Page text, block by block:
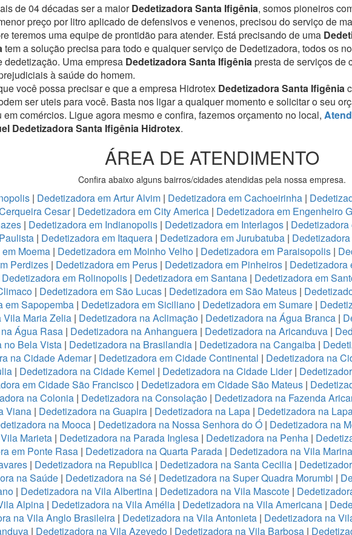
de 04 décadas ser a maiorDedetizadora Santa Ifigênia, somos pioneiros
preço por litro aplicado de defensivos e venenos, precisou do serviço de
teremos uma equipe de prontidão para atender. Está precisando de uma
tem a solução precisa para todo e qualquer serviço de Dedetizadora, todos os
dedetização. Uma empresa Dedetizadora Santa Ifigêniapresta de serviços de
à saúde do homem.
você possa precisar e que a empresa Hidrotex Dedetizadora Santa Ifigênia
ser uteis para você. Basta nos ligar a qualquer momento e solicitar o seu
comércios. Ligue agora mesmo e confira, fazemos orçamento no local,
Dedetizadora Santa Ifigênia Hidrotex.
ÁREA DE ATENDIMENTO
Confira abaixo alguns bairros/cidades atendidas pela nossa empresa.
| Dedetizadora em Artur Alvim | Dedetizadora em Cachoeirinha |
Cesar| Dedetizadora em City America | Dedetizadora em Engenheiro
| Dedetizadora em Indianopolis | Dedetizadora em Interlagos |
| Dedetizadora em Itaquera | Dedetizadora em Jurubatuba |
Moema | Dedetizadora em Moinho Velho | Dedetizadora em Paraisopolis |
Perdizes | Dedetizadora em Perus | Dedetizadora em Pinheiros | Dedetizadora
Dedetizadora em Rolinopolis| Dedetizadora em Santana| Dedetizadora em
| Dedetizadora em São Lucas| Dedetizadora em São Mateus |
em Sapopemba | Dedetizadora em Siciliano | Dedetizadora em Sumare |
Vila Maria Zelia| Dedetizadora na Aclimação| Dedetizadora na Água Branca|
Água Rasa | Dedetizadora na Anhanguera | Dedetizadora na Aricanduva |
no Bela Vista| Dedetizadora na Brasilandia| Dedetizadora na Cangaiba|
na Cidade Ademar| Dedetizadora em Cidade Continental | Dedetizadora na
| Dedetizadora na Cidade Kemel | Dedetizadora na Cidade Lider|
em Cidade São Francisco | Dedetizadora em Cidade São Mateus|
na Colonia | Dedetizadora na Consolação | Dedetizadora na Fazenda
Viana | Dedetizadora na Guapira | Dedetizadora na Lapa | Dedetizadora na
na Mooca | Dedetizadora na Nossa Senhora do Ó | Dedetizadora na
Marieta | Dedetizadora na Parada Inglesa | Dedetizadora na Penha |
em Ponte Rasa | Dedetizadora na Quarta Parada | Dedetizadora na Vila Marina
| Dedetizadora na Republica| Dedetizadora na Santa Cecilia|
na Saúde| Dedetizadora na Sé| Dedetizadora na Super Quadra Morumbi |
| Dedetizadora na Vila Albertina | Dedetizadora na Vila Mascote |
Alpina | Dedetizadora na Vila Amélia | Dedetizadora na Vila Americana|
na Vila Anglo Brasileira | Dedetizadora na Vila Antonieta | Dedetizadora na
| Dedetizadora na Vila Azevedo | Dedetizadora na Vila Barbosa |